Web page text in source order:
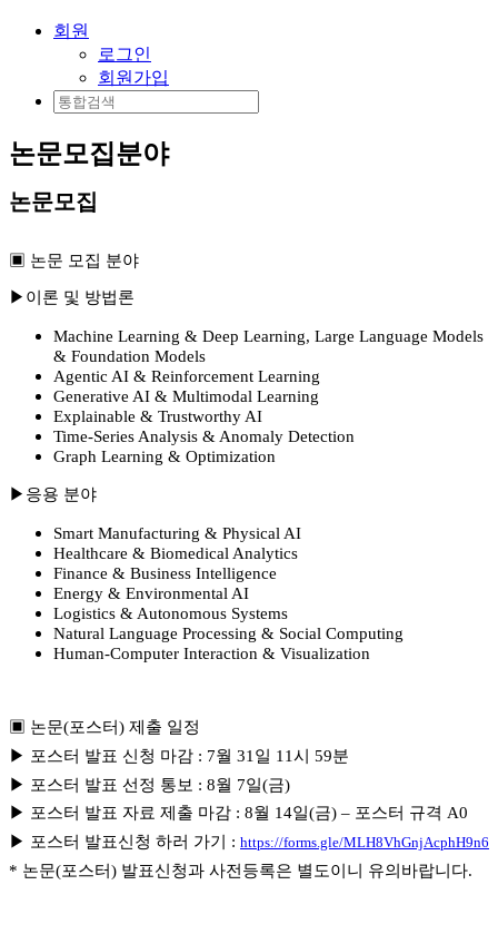
회원
로그인
회원가입
논문모집분야
논문모집
▣ 논문 모집 분야
▶ 이론 및 방법론
Machine Learning & Deep Learning, Large Language Models
& Foundation Models
Agentic AI & Reinforcement Learning
Generative AI & Multimodal Learning
Explainable & Trustworthy AI
Time-Series Analysis & Anomaly Detection
Graph Learning & Optimization
▶ 응용 분야
Smart Manufacturing & Physical AI
Healthcare & Biomedical Analytics
Finance & Business Intelligence
Energy & Environmental AI
Logistics & Autonomous Systems
Natural Language Processing & Social Computing
Human-Computer Interaction & Visualization
▣ 논문(포스터) 제출 일정
▶ 포스터 발표 신청 마감 : 7월 31일 11시 59분
▶ 포스터 발표 선정 통보 : 8월 7일(금)
▶ 포스터 발표 자료 제출 마감 : 8월 14일(금) – 포스터 규격 A0
▶ 포스터 발표신청 하러 가기
: https://forms.gle/MLH8VhGnjAcphH9n6
* 논문(포스터) 발표신청과 사전등록은 별도이니 유의바랍니다.